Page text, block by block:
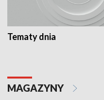
Tematy dnia
MAGAZYNY